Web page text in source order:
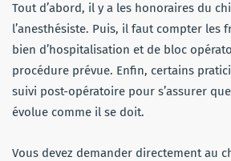
Tout d’abord, il y a les honoraires du
l’anesthésiste. Puis, il faut compter les
bien d’hospitalisation et de bloc
procédure prévue. Enfin, certains
suivi post-opératoire pour s’assurer
évolue comme il se doit.
Vous devez demander directement au